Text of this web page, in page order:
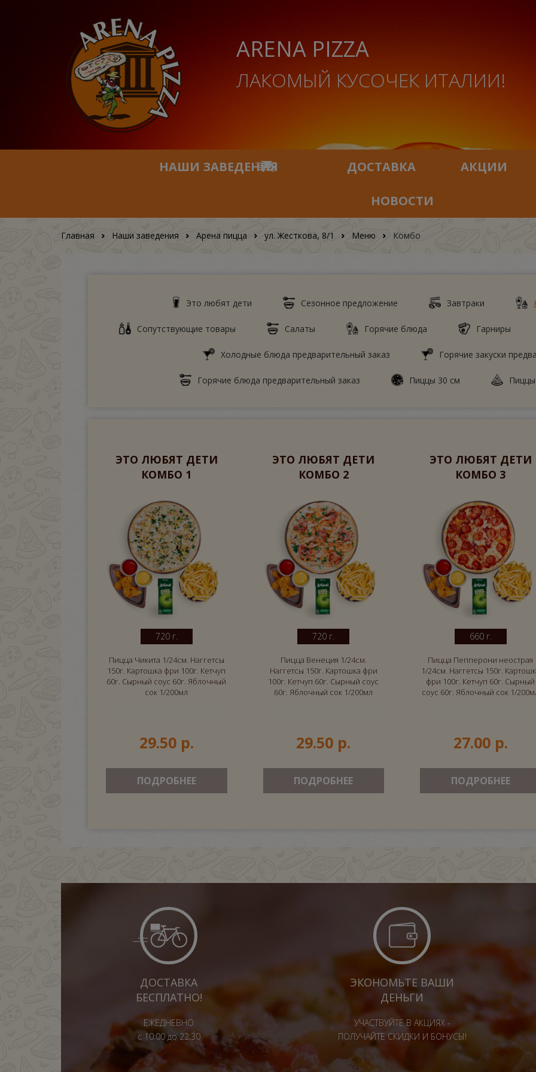
ARENA PIZZA
ЛАКОМЫЙ КУСОЧЕК ИТАЛИИ!
НАШИ ЗАВЕДЕНИЯ ДОСТАВКА АКЦИИ
НОВОСТИ
Главная Наши заведения Арена пицца ул. Жесткова, 8/1 Меню Комбо
Это любят дети Сезонное предложение Завтраки
Сопутствующие товары Салаты Горячие блюда Гарниры
Холодные блюда предварительный заказ Горячие закуски
Горячие блюда предварительный заказ Пиццы 30 см
ЭТО ЛЮБЯТ ДЕТИ
КОМБО 1
720 г.
Пицца Чикита 1/24см. Наггетсы
150г. Картошка фри 100г. Кетчуп
60г. Сырный соус 60г. Яблочный
сок 1/200мл
29.50 р.
ПОДРОБНЕЕ
ЭТО ЛЮБЯТ ДЕТИ
КОМБО 2
720 г.
Пицца Венеция 1/24см.
Наггетсы 150г. Картошка фри
100г. Кетчуп 60г. Сырный соус
60г. Яблочный сок 1/200мл
29.50 р.
ПОДРОБНЕЕ
ЭТО ЛЮБЯТ ДЕТИ
КОМБО 3
660 г.
Пицца Пепперони неострая
1/24см. Наггетсы 150г.
фри 100г. Кетчуп 60г. Сырный
соус 60г. Яблочный сок 1/
27.00 р.
ПОДРОБНЕЕ
ДОСТАВКА
БЕСПЛАТНО!
ЕЖЕДНЕВНО
с 10:00 до 22:30
ЭКОНОМЬТЕ ВАШИ
ДЕНЬГИ
УЧАСТВУЙТЕ В АКЦИЯХ -
ПОЛУЧАЙТЕ СКИДКИ И БОНУСЫ!